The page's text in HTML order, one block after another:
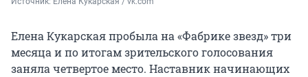
Елена Кукарская пробыла на «Фабрике звезд» три
месяца и по итогам зрительского голосования
заняла четвертое место. Наставник начинающих